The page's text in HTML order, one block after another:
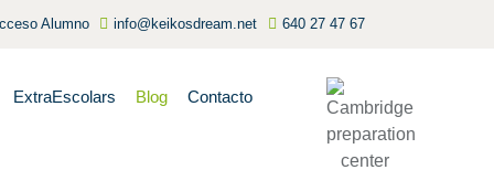
Alumno info@keikosdream.net 640 27 47 67
ExtraEscolars Blog Contacto